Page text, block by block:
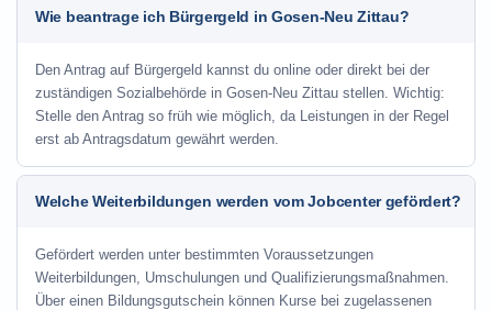
Wie beantrage ich Bürgergeld in Gosen-Neu Zittau?
Den Antrag auf Bürgergeld kannst du online oder direkt bei der
zuständigen Sozialbehörde in Gosen-Neu Zittau stellen. Wichtig:
Stelle den Antrag so früh wie möglich, da Leistungen in der Regel
erst ab Antragsdatum gewährt werden.
Welche Weiterbildungen werden vom Jobcenter gefördert?
Gefördert werden unter bestimmten Voraussetzungen
Weiterbildungen, Umschulungen und Qualifizierungsmaßnahmen.
Über einen Bildungsgutschein können Kurse bei zugelassenen